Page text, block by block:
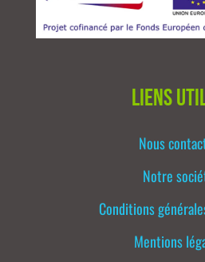
Liens
Nous
Notre
Conditions
Mentions